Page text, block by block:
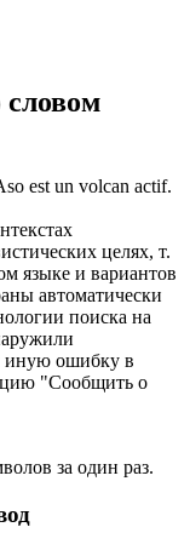
est un volcan actif.
целях, т.
языке и вариантов
автоматически
поиска на
иную ошибку в
"Сообщить о
за один раз.